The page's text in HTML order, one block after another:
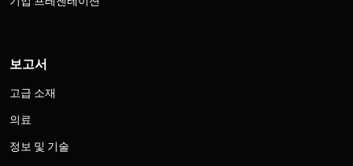
보고서
고급 소재
의료
정보 및 기술